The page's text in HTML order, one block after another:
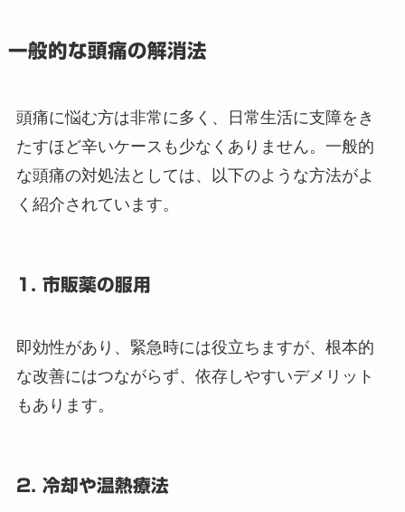
一般的な頭痛の解消法
頭痛に悩む方は非常に多く、日常生活に支障をき
たすほど辛いケースも少なくありません。一般的
な頭痛の対処法としては、以下のような方法がよ
く紹介されています。
1. 市販薬の服用
即効性があり、緊急時には役立ちますが、根本的
な改善にはつながらず、依存しやすいデメリット
もあります。
2. 冷却や温熱療法